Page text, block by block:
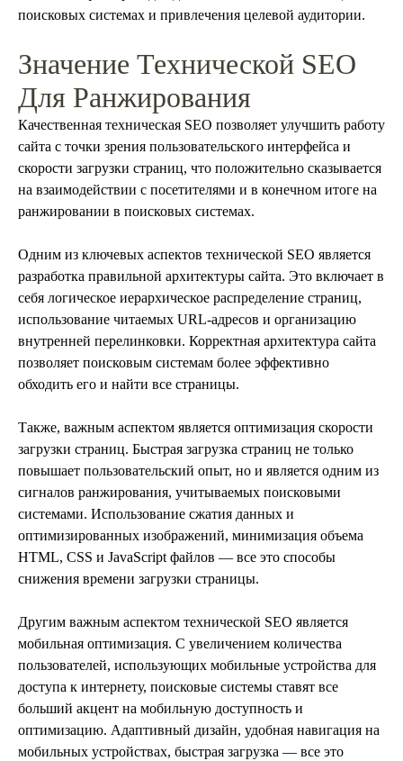
поисковых системах и привлечения целевой аудитории.
Значение Технической SEO
Для Ранжирования
Качественная техническая SEO позволяет улучшить работу
сайта с точки зрения пользовательского интерфейса и
скорости загрузки страниц, что положительно сказывается
на взаимодействии с посетителями и в конечном итоге на
ранжировании в поисковых системах.
Одним из ключевых аспектов технической SEO является
разработка правильной архитектуры сайта. Это включает в
себя логическое иерархическое распределение страниц,
использование читаемых URL-адресов и организацию
внутренней перелинковки. Корректная архитектура сайта
позволяет поисковым системам более эффективно
обходить его и найти все страницы.
Также, важным аспектом является оптимизация скорости
загрузки страниц. Быстрая загрузка страниц не только
повышает пользовательский опыт, но и является одним из
сигналов ранжирования, учитываемых поисковыми
системами. Использование сжатия данных и
оптимизированных изображений, минимизация объема
HTML, CSS и JavaScript файлов — все это способы
снижения времени загрузки страницы.
Другим важным аспектом технической SEO является
мобильная оптимизация. С увеличением количества
пользователей, использующих мобильные устройства для
доступа к интернету, поисковые системы ставят все
больший акцент на мобильную доступность и
оптимизацию. Адаптивный дизайн, удобная навигация на
мобильных устройствах, быстрая загрузка — все это